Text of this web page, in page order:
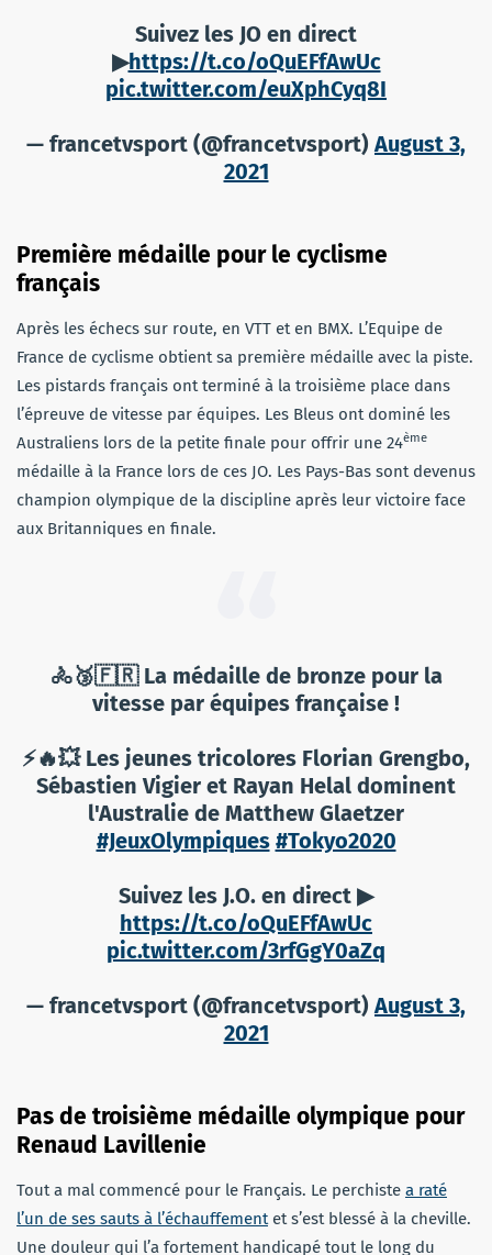
Suivez les JO en direct
▶https://t.co/oQuEFfAwUc
pic.twitter.com/euXphCyq8I
— francetvsport (@francetvsport)August 3,
2021
Première médaille pour le cyclisme
français
Après les échecs sur route, en VTT et en BMX. L’Equipe de
France de cyclisme obtient sa première médaille avec la piste.
Les pistards français ont terminé à la troisième place dans
l’épreuve de vitesse par équipes. Les Bleus ont dominé les
Australiens lors de la petite finale pour offrir une 24ème
médaille à la France lors de ces JO. Les Pays-Bas sont devenus
champion olympique de la discipline après leur victoire face
aux Britanniques en finale.
🚴🥉🇫🇷 La médaille de bronze pour la
vitesse par équipes française !
⚡🔥💥 Les jeunes tricolores Florian Grengbo,
Sébastien Vigier et Rayan Helal dominent
l'Australie de Matthew Glaetzer
#JeuxOlympiques #Tokyo2020
Suivez les J.O. en direct ▶
https://t.co/oQuEFfAwUc
pic.twitter.com/3rfGgY0aZq
— francetvsport (@francetvsport)August 3,
2021
Pas de troisième médaille olympique pour
Renaud Lavillenie
Tout a mal commencé pour le Français. Le perchiste a raté
l’un de ses sauts à l’échauffementet s’est blessé à la cheville.
Une douleur qui l’a fortement handicapé tout le long du